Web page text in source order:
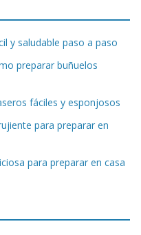
y saludable paso a paso
preparar buñuelos
fáciles y esponjosos
para preparar en
para preparar en casa